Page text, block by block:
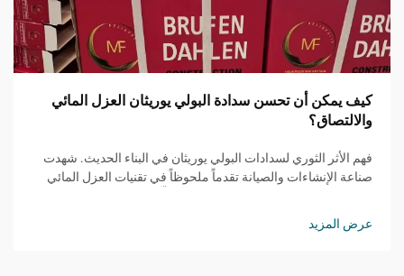
كيف يمكن أن تحسن سدادة البولي يوريثان العزل المائي
والالتصاق؟
فهم الأثر الثوري لسدادات البولي يوريثان في البناء الحديث. شهدت
صناعة الإنشاءات والصيانة تقدماً ملحوظاً في تقنيات العزل المائي
عرض المزيد